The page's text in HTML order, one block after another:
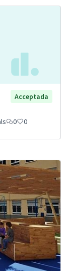
Acceptada
0 0